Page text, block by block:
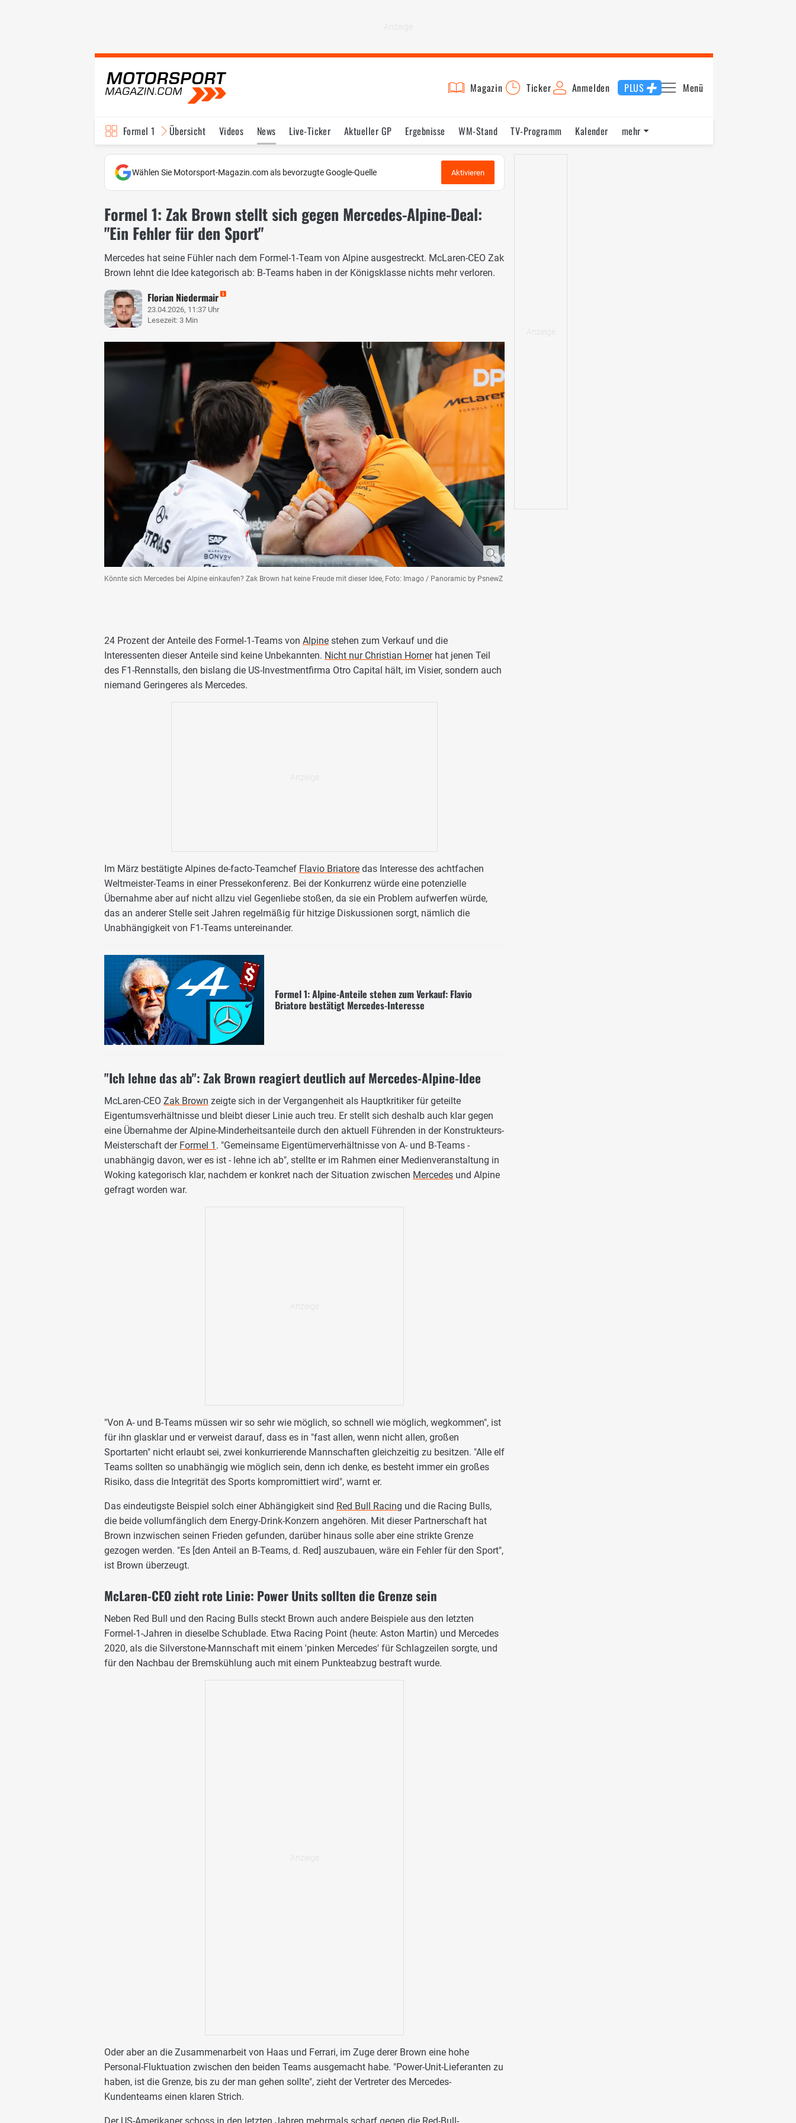
Magazin Ticker Anmelden PLUS Menü
Formel 1 Übersicht Videos News Live-Ticker Aktueller GP Ergebnisse WM-Stand TV-Programm
Kalender
Fahrer & Teams
Bilder Termine Statistik Testfahrten Reglement Lexikon
mehr
Wählen Sie Motorsport-Magazin.com als bevorzugte Google-Quelle Aktivieren
Formel 1: Zak Brown stellt sich gegen Mercedes-Alpine-Deal:
"Ein Fehler für den Sport"
Mercedes hat seine Fühler nach dem Formel-1-Team von Alpine ausgestreckt. McLaren-CEO Zak
Brown lehnt die Idee kategorisch ab: B-Teams haben in der Königsklasse nichts mehr verloren.
Florian Niedermair
23.04.2026, 11:37 Uhr
Lesezeit: 3 Min
Könnte sich Mercedes bei Alpine einkaufen? Zak Brown hat keine Freude mit dieser Idee, Foto: Imago / Panoramic by PsnewZ
24 Prozent der Anteile des Formel-1-Teams von Alpine stehen zum Verkauf und die
Interessenten dieser Anteile sind keine Unbekannten. Nicht nur Christian Hornerhat jenen Teil
des F1-Rennstalls, den bislang die US-Investmentfirma Otro Capital hält, im Visier, sondern auch
niemand Geringeres als Mercedes.
Im März bestätigte Alpines de-facto-Teamchef Flavio Briatore das Interesse des achtfachen
Weltmeister-Teams in einer Pressekonferenz. Bei der Konkurrenz würde eine potenzielle
Übernahme aber auf nicht allzu viel Gegenliebe stoßen, da sie ein Problem aufwerfen würde,
das an anderer Stelle seit Jahren regelmäßig für hitzige Diskussionen sorgt, nämlich die
Unabhängigkeit von F1-Teams untereinander.
Formel 1: Alpine-Anteile stehen zum Verkauf: Flavio
Briatore bestätigt Mercedes-Interesse
"Ich lehne das ab": Zak Brown reagiert deutlich auf Mercedes-Alpine-Idee
McLaren-CEO Zak Brown zeigte sich in der Vergangenheit als Hauptkritiker für geteilte
Eigentumsverhältnisse und bleibt dieser Linie auch treu. Er stellt sich deshalb auch klar gegen
eine Übernahme der Alpine-Minderheitsanteile durch den aktuell Führenden in der Konstrukteurs-
Meisterschaft der Formel 1 . "Gemeinsame Eigentümerverhältnisse von A- und B-Teams -
unabhängig davon, wer es ist - lehne ich ab", stellte er im Rahmen einer Medienveranstaltung in
Woking kategorisch klar, nachdem er konkret nach der Situation zwischen Mercedes und Alpine
gefragt worden war.
"Von A- und B-Teams müssen wir so sehr wie möglich, so schnell wie möglich, wegkommen", ist
für ihn glasklar und er verweist darauf, dass es in "fast allen, wenn nicht allen, großen
Sportarten" nicht erlaubt sei, zwei konkurrierende Mannschaften gleichzeitig zu besitzen. "Alle elf
Teams sollten so unabhängig wie möglich sein, denn ich denke, es besteht immer ein großes
Risiko, dass die Integrität des Sports kompromittiert wird", warnt er.
Das eindeutigste Beispiel solch einer Abhängigkeit sind Red Bull Racing und die Racing Bulls,
die beide vollumfänglich dem Energy-Drink-Konzern angehören. Mit dieser Partnerschaft hat
Brown inzwischen seinen Frieden gefunden, darüber hinaus solle aber eine strikte Grenze
gezogen werden. "Es [den Anteil an B-Teams, d. Red] auszubauen, wäre ein Fehler für den Sport",
ist Brown überzeugt.
McLaren-CEO zieht rote Linie: Power Units sollten die Grenze sein
Neben Red Bull und den Racing Bulls steckt Brown auch andere Beispiele aus den letzten
Formel-1-Jahren in dieselbe Schublade. Etwa Racing Point (heute: Aston Martin) und Mercedes
2020, als die Silverstone-Mannschaft mit einem 'pinken Mercedes' für Schlagzeilen sorgte, und
für den Nachbau der Bremskühlung auch mit einem Punkteabzug bestraft wurde.
Oder aber an die Zusammenarbeit von Haas und Ferrari, im Zuge derer Brown eine hohe
Personal-Fluktuation zwischen den beiden Teams ausgemacht habe. "Power-Unit-Lieferanten zu
haben, ist die Grenze, bis zu der man gehen sollte", zieht der Vertreter des Mercedes-
Kundenteams einen klaren Strich.